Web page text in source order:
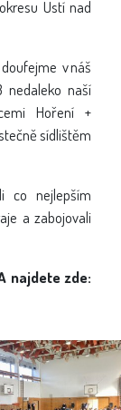
Ústí nad
v náš
nedaleko naší
Hoření +
sídlištěm
co nejlepším
a zabojovali
najdete zde: